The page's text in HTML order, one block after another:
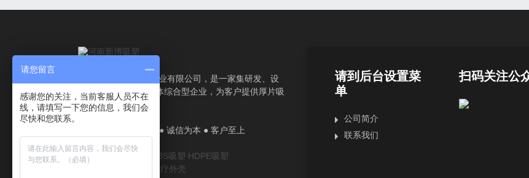
吸塑厂家-河南新博塑业有限公司，是一家集研发、设
计、生产、服务为一体综合型企业，为客户提供厚片吸
塑加工解决方案。
厂家直销 ● 质量认证 ● 诚信为本 ● 客户至上
厚片吸塑 吸塑厂家 ABS吸塑 HDPE吸塑
医疗外壳
请到后台设置菜
单
公司简介
联系我们
扫码关注公
请您留言
感谢您的关注，当前客服人员不在
线，请填写一下您的信息，我们会
尽快和您联系。